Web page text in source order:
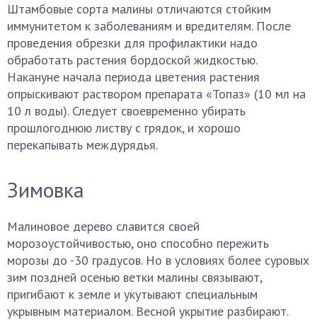
Штамбовые сорта малины отличаются стойким
иммунитетом к заболеваниям и вредителям. После
проведения обрезки для профилактики надо
обработать растения бордоской жидкостью.
Накануне начала периода цветения растения
опрыскивают раствором препарата «Топаз» (10 мл на
10 л воды). Следует своевременно убирать
прошлогоднюю листву с грядок, и хорошо
перекапывать междурядья.
Зимовка
Малиновое дерево славится своей
морозоустойчивостью, оно способно пережить
морозы до -30 градусов. Но в условиях более суровых
зим поздней осенью ветки малины связывают,
пригибают к земле и укутывают специальным
укрывным материалом. Весной укрытие разбирают.